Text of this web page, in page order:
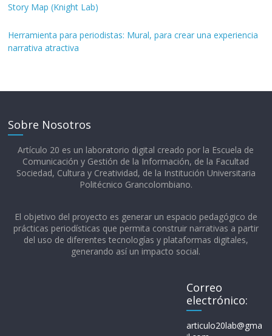
Story Map (Knight Lab)
Herramienta para periodistas: Mural, para crear una experiencia
narrativa atractiva
Sobre Nosotros
Artículo 20 es un laboratorio digital creado por la Escuela de
Comunicación y Gestión de la Información, de la Facultad
Sociedad, Cultura y Creatividad, de la Institución Universitaria
Politécnico Grancolombiano.​
El objetivo del proyecto es generar un espacio pedagógico de
prácticas periodísticas que permita construir narrativas a partir
del uso de diferentes tecnologías y plataformas digitales,
generando así un impacto social.
Correo
electrónico:
articulo20lab@gma